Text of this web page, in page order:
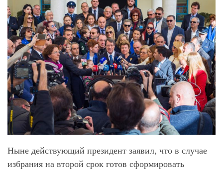
Ныне действующий президент заявил, что в случае
избрания на второй срок готов сформировать